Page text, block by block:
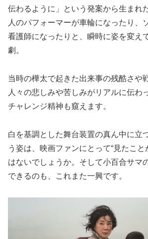
伝わるように」という発案から生まれ
人のパフォーマーが車輪になったり、
看護師になったりと、瞬時に姿を変え
劇。
当時の樺太で起きた出来事の残酷さや
人々の悲しみや苦しみがリアルに伝わ
チャレンジ精神も窺えます。
白を基調とした舞台装置の真ん中に立
う姿は、映画ファンにとって“見たこと
はないでしょうか。そして小百合サマ
できるのも、これまた一興です。